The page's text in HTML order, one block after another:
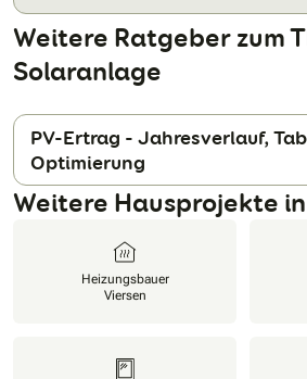
Weitere Ratgeber zum
Solaranlage
PV-Ertrag - Jahresverlauf,
Optimierung
Weitere Hausprojekte
Heizungsbauer
Viersen